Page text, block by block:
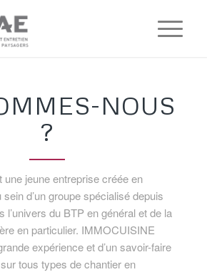
NOUS
?
jeune entreprise créée en
d’un groupe spécialisé depuis
l’univers du BTP en général et de la
en particulier. IMMOCUISINE
expérience et d’un savoir-faire
tous types de chantier en